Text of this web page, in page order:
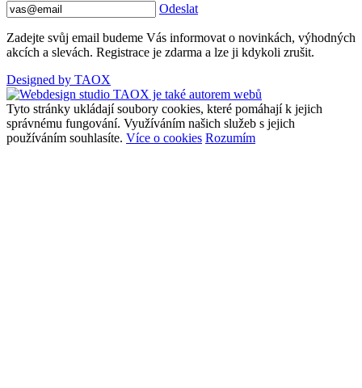
Odeslat
Zadejte svůj email budeme Vás informovat o novinkách, výhodných
akcích a slevách. Registrace je zdarma a lze ji kdykoli zrušit.
Designed by TAOX
Tyto stránky ukládají soubory cookies, které pomáhají k jejich
správnému fungování. Využíváním našich služeb s jejich
používáním souhlasíte. Více o cookies Rozumím